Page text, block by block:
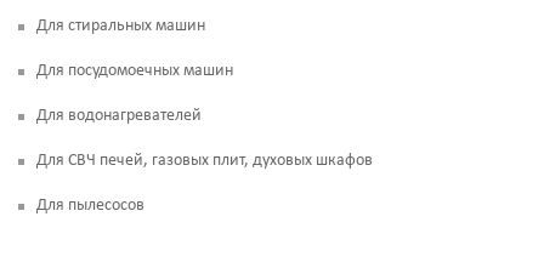
Для стиральных машин
Для посудомоечных машин
Для водонагревателей
Для СВЧ печей, газовых плит, духовых шкафов
Для пылесосов